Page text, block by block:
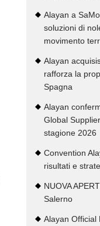
Alayan a
soluzioni di
movimento
Alayan
rafforza la
Spagna
Alayan
Global
stagione 2026
Convention
risultati e
NUOVA
Salerno
Alayan Official